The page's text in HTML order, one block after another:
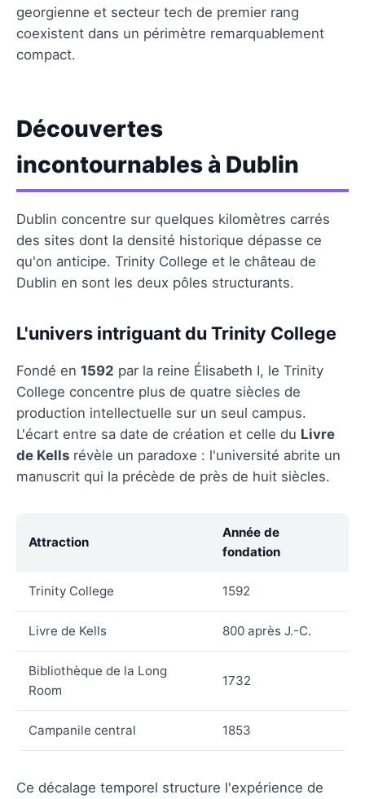
georgienne et secteur tech de premier rang
coexistent dans un périmètre remarquablement
compact.
Découvertes
incontournables à Dublin
Dublin concentre sur quelques kilomètres carrés
des sites dont la densité historique dépasse ce
qu'on anticipe. Trinity College et le château de
Dublin en sont les deux pôles structurants.
L'univers intriguant du Trinity College
Fondé en 1592 par la reine Élisabeth I, le Trinity
College concentre plus de quatre siècles de
production intellectuelle sur un seul campus.
L'écart entre sa date de création et celle du Livre
de Kells révèle un paradoxe : l'université abrite un
manuscrit qui la précède de près de huit siècles.
Attraction
Année de
fondation
Trinity College 1592
Livre de Kells 800 après J.-C.
Bibliothèque de la Long
Room
1732
Campanile central 1853
Ce décalage temporel structure l'expérience de